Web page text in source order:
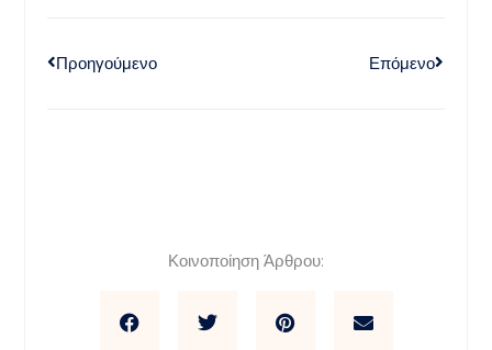
Προηγούμενο Επόμενο
Κοινοποίηση Άρθρου: